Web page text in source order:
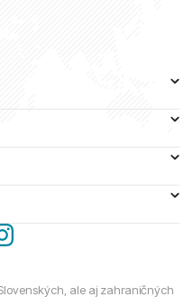
ale aj zahraničných